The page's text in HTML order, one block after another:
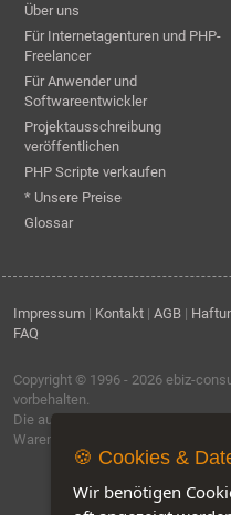
Über uns
Für Internetagenturen und PHP-
Freelancer
Für Anwender und
Softwareentwickler
Projektausschreibung
veröffentlichen
PHP Scripte verkaufen
* Unsere Preise
Glossar
Impressum | Kontakt | AGB |
FAQ
Copyright © 1996 - 2026 ebiz-
vorbehalten.
Die auf dieser Seite verwendeten
Warenzeichen sind Eigentum der
🍪 Cookies &
Wir benötigen